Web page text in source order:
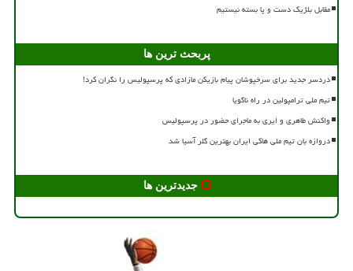
مقابل بلژیک دست و پا بسته نیستیم
پربحث ترین ها
دردسر جدید برای سرخپوشان پیام بازیکن مازادی که پرسپولیس را نگران کرد!
تیم ملی ترامپولین در راه ناگویا
واکنش طاهری و ایری به ماجرای حضور در پرسپولیس
دروازه بان تیم ملی هاکی ایران بهترین گلر آسیا شد
جدیدترین ها